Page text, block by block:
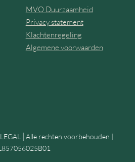
MVO Duurzaamheid
Privacy statement
Klachtenregeling
Algemene voorwaarden
rechten voorbehouden |